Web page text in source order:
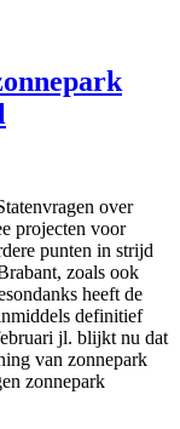
over
projecten voor
punten in strijd
zoals ook
heeft de
definitief
jl. blijkt nu dat
van zonnepark
zonnepark